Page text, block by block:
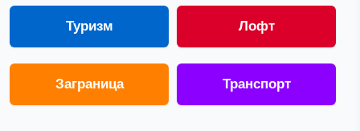
Туризм Лофт
Заграница Транспорт